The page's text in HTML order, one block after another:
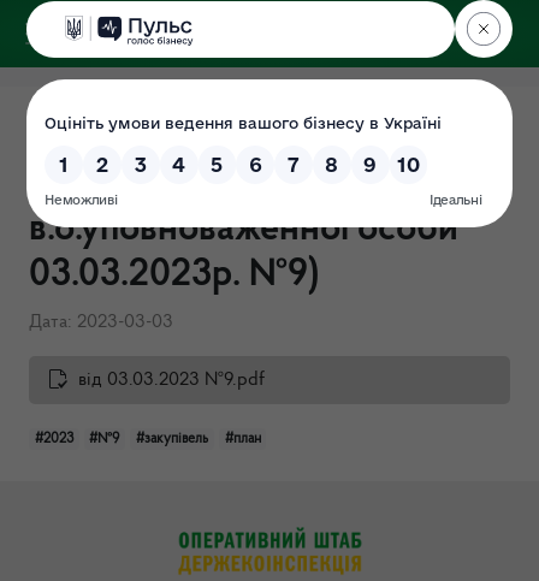
ДЕРЖЕКОІНСПЕКЦІЯ
Поліського округу
Річний план закупівель на
2023 рік ( затверджений
в.о.уповноваженної особи
03.03.2023р. №9)
Дата: 2023-03-03
від 03.03.2023 №9.pdf
#2023 #№9 #закупівель #план